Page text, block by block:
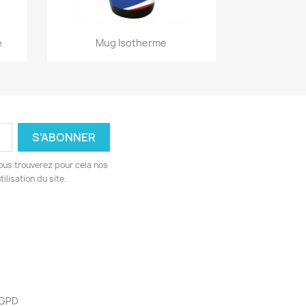
Aperçu rapide
Mug Isotherme
trouverez pour cela nos
du site.